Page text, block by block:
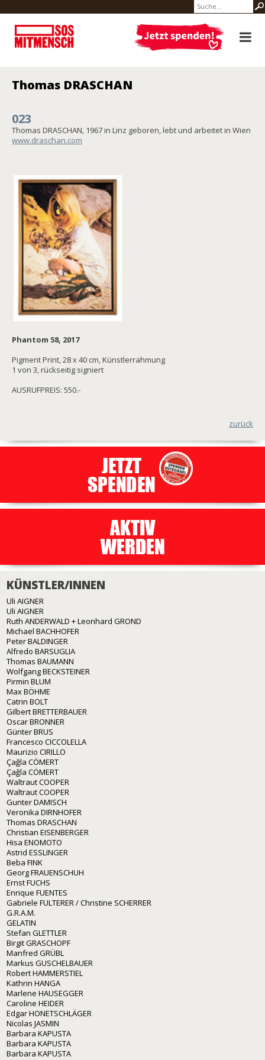
Thomas DRASCHAN
023
Thomas DRASCHAN, 1967 in Linz geboren, lebt und arbeitet in Wien
www.draschan.com
Phantom 58, 2017
Pigment Print, 28 x 40 cm, Künstlerrahmung
1 von 3, rückseitig signiert
AUSRUFPREIS: 550.-
zurück
KÜNSTLER/INNEN
Uli AIGNER
Uli AIGNER
Ruth ANDERWALD + Leonhard GROND
Michael BACHHOFER
Peter BALDINGER
Alfredo BARSUGLIA
Thomas BAUMANN
Wolfgang BECKSTEINER
Pirmin BLUM
Max BÖHME
Catrin BOLT
Gilbert BRETTERBAUER
Oscar BRONNER
Günter BRUS
Francesco CICCOLELLA
Maurizio CIRILLO
Çağla CÖMERT
Çağla CÖMERT
Waltraut COOPER
Waltraut COOPER
Gunter DAMISCH
Veronika DIRNHOFER
Thomas DRASCHAN
Christian EISENBERGER
Hisa ENOMOTO
Astrid ESSLINGER
Beba FINK
Georg FRAUENSCHUH
Ernst FUCHS
Enrique FUENTES
Gabriele FULTERER / Christine SCHERRER
G.R.A.M.
GELATIN
Stefan GLETTLER
Birgit GRASCHOPF
Manfred GRÜBL
Markus GUSCHELBAUER
Robert HAMMERSTIEL
Kathrin HANGA
Marlene HAUSEGGER
Caroline HEIDER
Edgar HONETSCHLÄGER
Nicolas JASMIN
Barbara KAPUSTA
Barbara KAPUSTA
Barbara KAPUSTA